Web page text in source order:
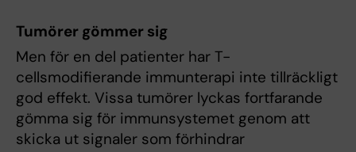
Tumörer gömmer sig
Men för en del patienter har T-
cellsmodifierande immunterapi inte tillräckligt
god effekt. Vissa tumörer lyckas fortfarande
gömma sig för immunsystemet genom att
skicka ut signaler som förhindrar